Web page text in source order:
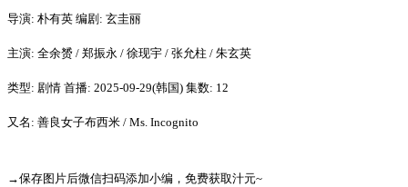
导演: 朴有英 编剧: 玄圭丽
主演: 全余赟 / 郑振永 / 徐现宇 / 张允柱 / 朱玄英
类型: 剧情 首播: 2025-09-29(韩国) 集数: 12
又名: 善良女子布西米 / Ms. Incognito
→保存图片后微信扫码添加小编，免费获取汁元~